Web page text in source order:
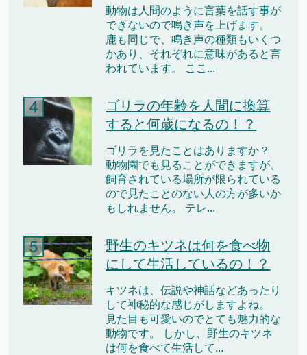
動物は人間のように言葉を話す事が
できないので鳴き声を上げます。
鹿も同じで、鳴き声の種類もいくつ
かあり、それぞれに意味があると言
われています。 ここ...
ゴリラの年齢を人間に換算
すると何歳になるの！？
ゴリラを見たことはありますか？
動物園でも見ることができますが、
飼育されている場所が限られている
ので見たことのない人の方が多いか
もしれません。 テレ...
野生のキツネは何を食べ物
にして生活しているの！？
キツネは、伝説や神話などあったり
して神秘的な感じがしますよね。
見た目も可愛いのでとても魅力的な
動物です。 しかし、野生のキツネ
は何を食べて生活して...